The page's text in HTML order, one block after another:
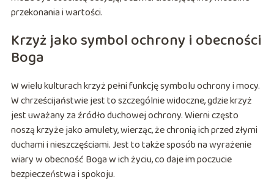
przekonania i wartości.
Krzyż jako symbol ochrony i obecności
Boga
W wielu kulturach krzyż pełni funkcję symbolu ochrony i mocy.
W chrześcijaństwie jest to szczególnie widoczne, gdzie krzyż
jest uważany za źródło duchowej ochrony. Wierni często
noszą krzyże jako amulety, wierząc, że chronią ich przed złymi
duchami i nieszczęściami. Jest to także sposób na wyrażenie
wiary w obecność Boga w ich życiu, co daje im poczucie
bezpieczeństwa i spokoju.